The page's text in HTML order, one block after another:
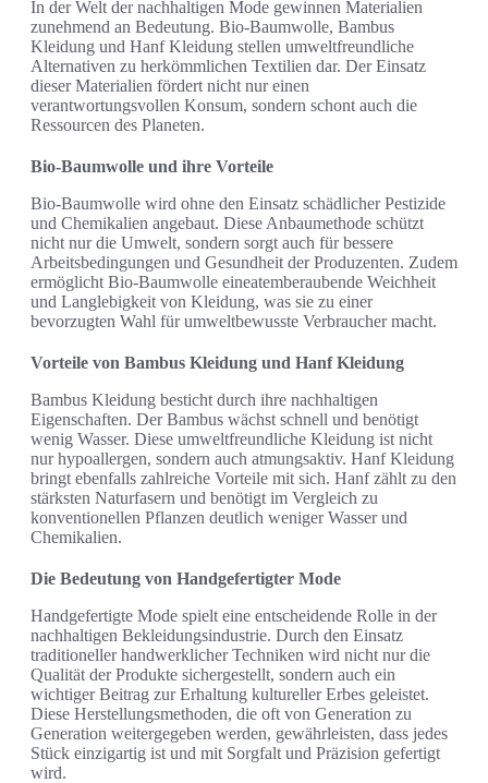
In der Welt der nachhaltigen Mode gewinnen Materialien
zunehmend an Bedeutung. Bio-Baumwolle, Bambus
Kleidung und Hanf Kleidung stellen umweltfreundliche
Alternativen zu herkömmlichen Textilien dar. Der Einsatz
dieser Materialien fördert nicht nur einen
verantwortungsvollen Konsum, sondern schont auch die
Ressourcen des Planeten.
Bio-Baumwolle und ihre Vorteile
Bio-Baumwolle wird ohne den Einsatz schädlicher Pestizide
und Chemikalien angebaut. Diese Anbaumethode schützt
nicht nur die Umwelt, sondern sorgt auch für bessere
Arbeitsbedingungen und Gesundheit der Produzenten. Zudem
ermöglicht Bio-Baumwolle eineatemberaubende Weichheit
und Langlebigkeit von Kleidung, was sie zu einer
bevorzugten Wahl für umweltbewusste Verbraucher macht.
Vorteile von Bambus Kleidung und Hanf Kleidung
Bambus Kleidung besticht durch ihre nachhaltigen
Eigenschaften. Der Bambus wächst schnell und benötigt
wenig Wasser. Diese umweltfreundliche Kleidung ist nicht
nur hypoallergen, sondern auch atmungsaktiv. Hanf Kleidung
bringt ebenfalls zahlreiche Vorteile mit sich. Hanf zählt zu den
stärksten Naturfasern und benötigt im Vergleich zu
konventionellen Pflanzen deutlich weniger Wasser und
Chemikalien.
Die Bedeutung von Handgefertigter Mode
Handgefertigte Mode spielt eine entscheidende Rolle in der
nachhaltigen Bekleidungsindustrie. Durch den Einsatz
traditioneller handwerklicher Techniken wird nicht nur die
Qualität der Produkte sichergestellt, sondern auch ein
wichtiger Beitrag zur Erhaltung kultureller Erbes geleistet.
Diese Herstellungsmethoden, die oft von Generation zu
Generation weitergegeben werden, gewährleisten, dass jedes
Stück einzigartig ist und mit Sorgfalt und Präzision gefertigt
wird.